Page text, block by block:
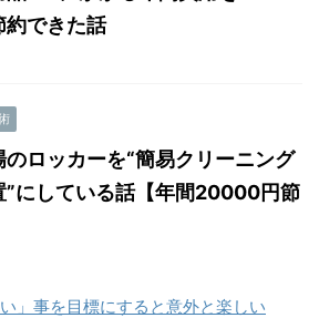
約できた話
のロッカーを“簡易クリーニング
”にしている話【年間20000円節
い」事を目標にすると意外と楽しい